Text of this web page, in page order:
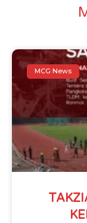
MCG News